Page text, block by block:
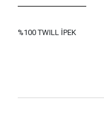
%100 TWILL İPEK